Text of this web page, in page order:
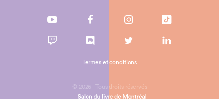
© 2026 - Tous droits réservés
Termes et conditions